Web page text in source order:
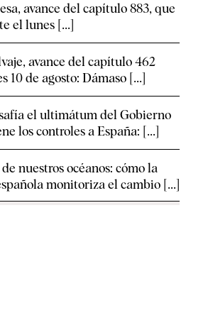
avance del capítulo 883, que
el lunes [...]
avance del capítulo 462
10 de agosto: Dámaso [...]
el ultimátum del Gobierno
los controles a España: [...]
nuestros océanos: cómo la
monitoriza el cambio [...]